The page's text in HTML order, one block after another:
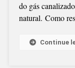
do gás
natural. Como
Continue